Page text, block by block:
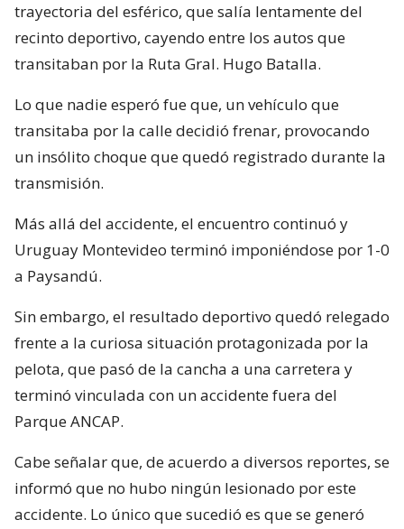
trayectoria del esférico, que salía lentamente del
recinto deportivo, cayendo entre los autos que
transitaban por la Ruta Gral. Hugo Batalla.
Lo que nadie esperó fue que, un vehículo que
transitaba por la calle decidió frenar, provocando
un insólito choque que quedó registrado durante la
transmisión.
Más allá del accidente, el encuentro continuó y
Uruguay Montevideo terminó imponiéndose por 1-0
a Paysandú.
Sin embargo, el resultado deportivo quedó relegado
frente a la curiosa situación protagonizada por la
pelota, que pasó de la cancha a una carretera y
terminó vinculada con un accidente fuera del
Parque ANCAP.
Cabe señalar que, de acuerdo a diversos reportes, se
informó que no hubo ningún lesionado por este
accidente. Lo único que sucedió es que se generó